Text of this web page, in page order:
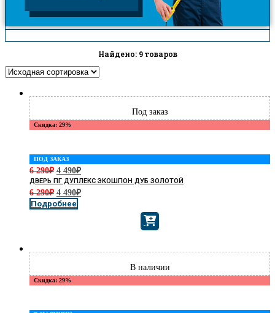
Найдено: 9 товаров
Скидка: 29%
ПОД ЗАКАЗ
6 290₽ 4 490₽
ДВЕРЬ ПГ ДУПЛЕКС ЭКОШПОН ДУБ ЗОЛОТОЙ
6 290₽ 4 490₽
Подробнее
Скидка: 29%